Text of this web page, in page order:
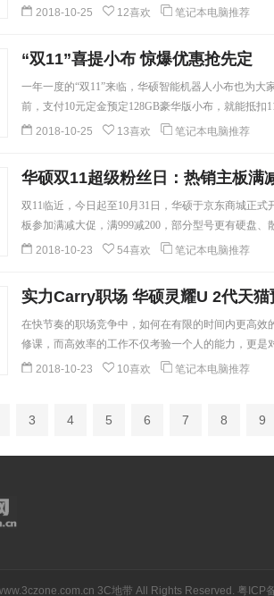
精致时尚外观、超强内核性能，带给用户更别具一格
2018-10-25 12喜欢 笔记本电脑推荐
“双11”喜提小布 惊爆优惠抢先定
一年一度的“双11”来临，华硕智能机器人小布也为大
前，支付10元定金预定128GB豪华版小布，就能抵扣
座！即日起至11月1日0：00前，定金10元最高抵
2018-10-25 13喜欢 笔记本电脑推荐
华硕双11超级粉丝日：热销主板满
双11临近，今日起至10月31日，华硕于京东商城正
板参加满减大促，满999减200，部分型号更有硬盘
2018-10-23
54喜欢 笔记本电脑推荐
实力Carry职场 华硕灵耀U 2代天
在快节奏的职场竞争中，如何在有限的时间内更高
修课，而高效率的工作不仅考验一个人的能力，更是
2018-10-23
10喜欢 笔记本电脑推荐
3 4 5 6 7 8 9
3C地带 All Rights Reserved. 粤ICP